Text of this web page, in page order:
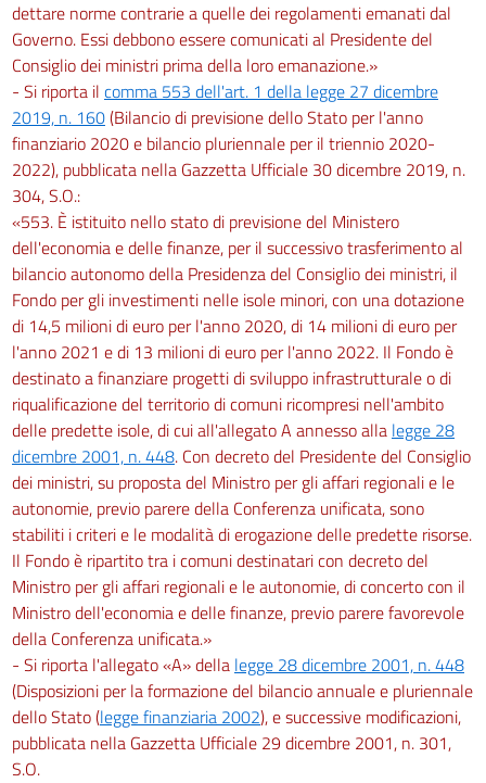
dettare norme contrarie a quelle dei regolamenti emanati dal
Governo. Essi debbono essere comunicati al Presidente del
Consiglio dei ministri prima della loro emanazione.»
- Si riporta il comma 553 dell'art. 1 della legge 27 dicembre
2019, n. 160(Bilancio di previsione dello Stato per l'anno
finanziario 2020 e bilancio pluriennale per il triennio 2020-
2022), pubblicata nella Gazzetta Ufficiale 30 dicembre 2019, n.
304, S.O.:
«553. È istituito nello stato di previsione del Ministero
dell'economia e delle finanze, per il successivo trasferimento al
bilancio autonomo della Presidenza del Consiglio dei ministri, il
Fondo per gli investimenti nelle isole minori, con una dotazione
di 14,5 milioni di euro per l'anno 2020, di 14 milioni di euro per
l'anno 2021 e di 13 milioni di euro per l'anno 2022. Il Fondo è
destinato a finanziare progetti di sviluppo infrastrutturale o di
riqualificazione del territorio di comuni ricompresi nell'ambito
delle predette isole, di cui all'allegato A annesso alla legge 28
dicembre 2001, n. 448. Con decreto del Presidente del Consiglio
dei ministri, su proposta del Ministro per gli affari regionali e le
autonomie, previo parere della Conferenza unificata, sono
stabiliti i criteri e le modalità di erogazione delle predette risorse.
Il Fondo è ripartito tra i comuni destinatari con decreto del
Ministro per gli affari regionali e le autonomie, di concerto con il
Ministro dell'economia e delle finanze, previo parere favorevole
della Conferenza unificata.»
- Si riporta l'allegato «A» della legge 28 dicembre 2001, n. 448
(Disposizioni per la formazione del bilancio annuale e pluriennale
dello Stato (legge finanziaria 2002), e successive modificazioni,
pubblicata nella Gazzetta Ufficiale 29 dicembre 2001, n. 301,
S.O.